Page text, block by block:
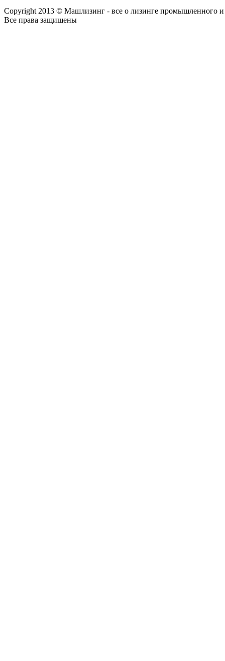
Copyright 2013 © Машлизинг - все о лизинге промышленного и
Все права защищены